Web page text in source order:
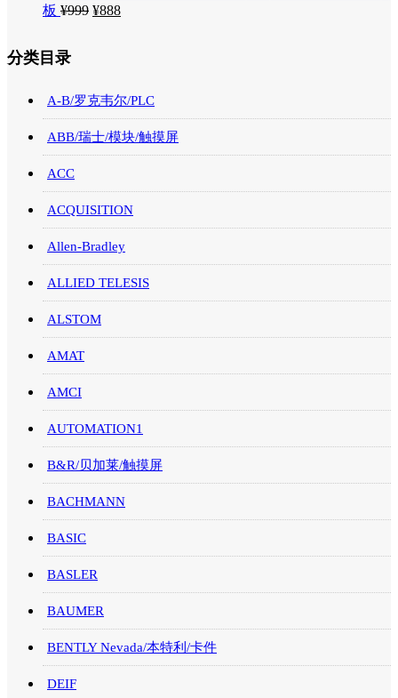
板 ¥999 ¥888
分类目录
A-B/罗克韦尔/PLC
ABB/瑞士/模块/触摸屏
ACC
ACQUISITION
Allen-Bradley
ALLIED TELESIS
ALSTOM
AMAT
AMCI
AUTOMATION1
B&R/贝加莱/触摸屏
BACHMANN
BASIC
BASLER
BAUMER
BENTLY Nevada/本特利/卡件
DEIF